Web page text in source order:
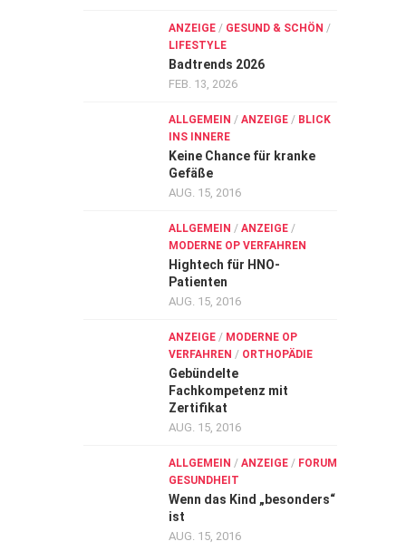
ANZEIGE / GESUND & SCHÖN /
LIFESTYLE
Badtrends 2026
FEB. 13, 2026
ALLGEMEIN / ANZEIGE / BLICK
INS INNERE
Keine Chance für kranke
Gefäße
AUG. 15, 2016
ALLGEMEIN / ANZEIGE /
MODERNE OP VERFAHREN
Hightech für HNO-
Patienten
AUG. 15, 2016
ANZEIGE / MODERNE OP
VERFAHREN / ORTHOPÄDIE
Gebündelte
Fachkompetenz mit
Zertifikat
AUG. 15, 2016
ALLGEMEIN / ANZEIGE / FORUM
GESUNDHEIT
Wenn das Kind „besonders“
ist
AUG. 15, 2016